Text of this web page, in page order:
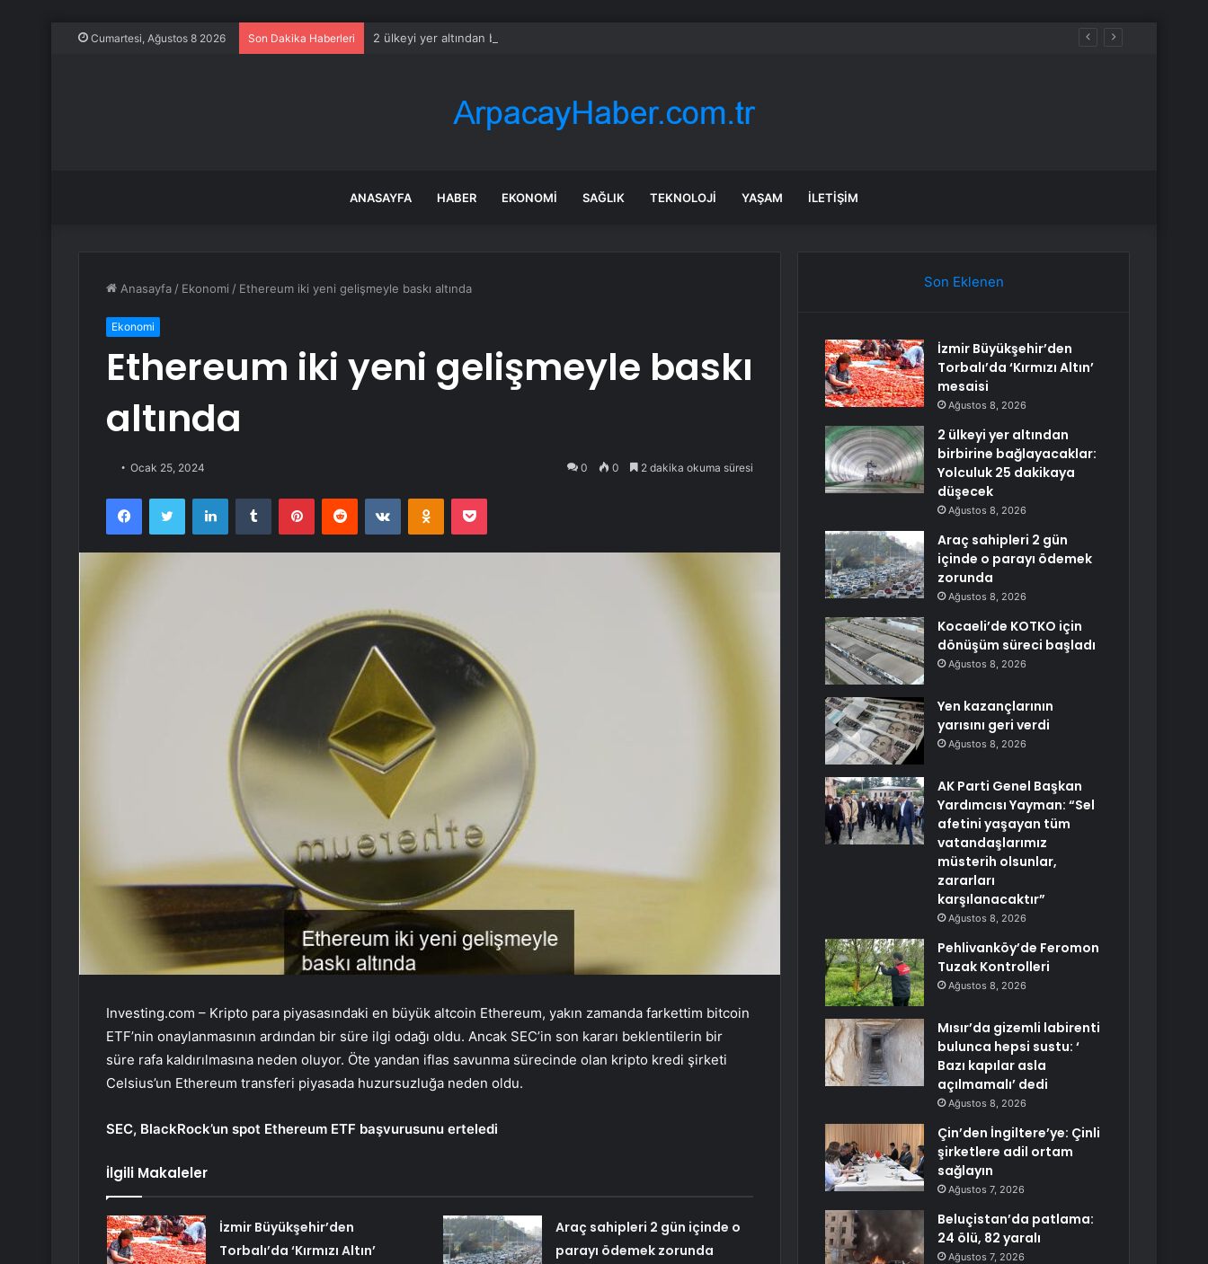
Cumartesi, Ağustos 8 2026 Son Dakika Haberleri 2 ülkeyi yer altından birbirine bağlayacaklar: Yolculuk 25 dakikaya düşecek
ANASAYFA HABER EKONOMI SAĞLIK TEKNOLOJI YAŞAM İLETIŞIM
Anasayfa / Ekonomi / Ethereum iki yeni gelişmeyle baskı altında
Ekonomi
Ethereum iki yeni gelişmeyle baskı
altında
Ocak 25, 2024 0 0 2 dakika okuma süresi
FacebookTwitter LinkedInTumblr PinterestReddit VKontakteOdnoklassniki
Pocket
Investing.com – Kripto para piyasasındaki en büyük altcoin Ethereum, yakın zamanda farkettim bitcoin
ETF’nin onaylanmasının ardından bir süre ilgi odağı oldu. Ancak SEC’in son kararı beklentilerin bir
süre rafa kaldırılmasına neden oluyor. Öte yandan iflas savunma sürecinde olan kripto kredi şirketi
Celsius’un Ethereum transferi piyasada huzursuzluğa neden oldu.
SEC, BlackRock’un spot Ethereum ETF başvurusunu erteledi
İlgili Makaleler
İzmir Büyükşehir’den
Torbalı’da ‘Kırmızı Altın’
Araç sahipleri 2 gün içinde o
parayı ödemek zorunda
Son Eklenen
İzmir Büyükşehir’den
Torbalı’da ‘Kırmızı Altın’
mesaisi
Ağustos 8, 2026
2 ülkeyi yer altından
birbirine bağlayacaklar:
Yolculuk 25 dakikaya
düşecek
Ağustos 8, 2026
Araç sahipleri 2 gün
içinde o parayı ödemek
zorunda
Ağustos 8, 2026
Kocaeli’de KOTKO için
dönüşüm süreci başladı
Ağustos 8, 2026
Yen kazançlarının
yarısını geri verdi
Ağustos 8, 2026
AK Parti Genel Başkan
Yardımcısı Yayman: “Sel
afetini yaşayan tüm
vatandaşlarımız
müsterih olsunlar,
zararları
karşılanacaktır”
Ağustos 8, 2026
Pehlivanköy’de Feromon
Tuzak Kontrolleri
Ağustos 8, 2026
Mısır’da gizemli labirenti
bulunca hepsi sustu: ‘
Bazı kapılar asla
açılmamalı’ dedi
Ağustos 8, 2026
Çin’den İngiltere’ye: Çinli
şirketlere adil ortam
sağlayın
Ağustos 7, 2026
Beluçistan’da patlama:
24 ölü, 82 yaralı
Ağustos 7, 2026